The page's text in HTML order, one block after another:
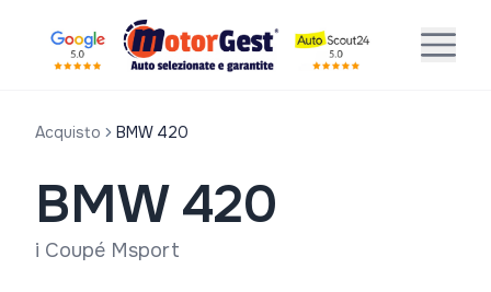
Acquisto BMW 420
BMW 420
i Coupé Msport